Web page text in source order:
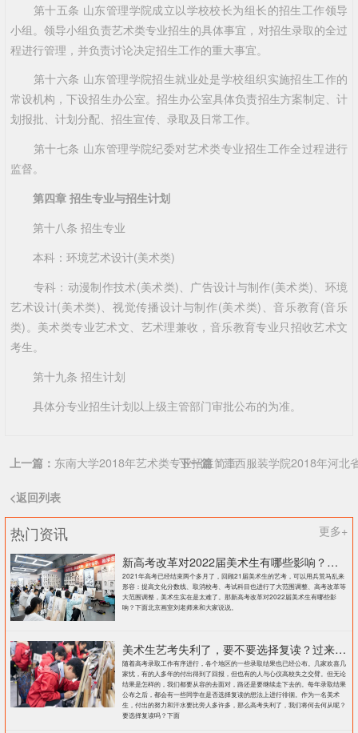
第十五条 山东管理学院成立以学校校长为组长的招生工作领导
小组。领导小组负责艺术类专业招生的具体事宜，对招生录取的全过
程进行管理，并负责讨论决定招生工作的重大事宜。
第十六条 山东管理学院招生就业处是学校组织实施招生工作的
常设机构，下设招生办公室。招生办公室具体负责招生方案制定、计
划报批、计划分配、招生宣传、录取及日常工作。
第十七条 山东管理学院纪委对艺术类专业招生工作全过程进行
监督。
第四章 招生专业与招生计划
第十八条 招生专业
本科：环境艺术设计(美术类)
专科：动漫制作技术(美术类)、广告设计与制作(美术类)、环境
艺术设计(美术类)、视觉传播设计与制作(美术类)、音乐教育(音乐
类)。美术类专业艺术文、艺术理兼收，音乐教育专业只招收艺术文
考生。
第十九条 招生计划
具体分专业招生计划以上级主管部门审批公布的为准。
上一篇： 东南大学2018年艺术类专业招生简章
下一篇：江西服装学院2018年河北
<返回列表
热门资讯
更多+
新高考改革对2022届美术生有哪些影响？北京画室刘老师来和大家说说
2021年高考已经结束两个多月了，回顾21届美术生的艺考，可以用兵荒马乱来
形容：提高文化分数线、取消校考、考试科目也进行了大范围调整、高考改革等
大范围调整，美术生实在是太难了。那新高考改革对2022届美术生有哪些影
响？下面北京画室刘老师来和大家说说。
美术生艺考失利了，要不要选择复读？过来人提出这几点建议
随着高考录取工作有序进行，各个地区的一些录取结果也已经公布。几家欢喜几
家忧，有的人多年的付出得到了回报，但也有的人与心仪高校失之交臂。但无论
结果是怎样的，我们都要从容的去面对，路还是要继续走下去的。每年录取结果
公布之后，都会有一些同学在是否选择复读的想法上进行徘徊。作为一名美术
生，付出的努力和汗水要比旁人多许多，那么高考失利了，我们将何去何从呢？
要选择复读吗？下面